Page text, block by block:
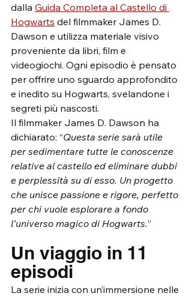
dalla Guida Completa al Castello di
Hogwarts del filmmaker James D.
Dawson e utilizza materiale visivo
proveniente da libri, film e
videogiochi. Ogni episodio è pensato
per offrire uno sguardo approfondito
e inedito su Hogwarts, svelandone i
segreti più nascosti.
Il filmmaker James D. Dawson ha
dichiarato: “Questa serie sarà utile
per sedimentare tutte le conoscenze
relative al castello ed eliminare dubbi
e perplessità su di esso. Un progetto
che unisce passione e rigore, perfetto
per chi vuole esplorare a fondo
l’universo magico di Hogwarts.”
Un viaggio in 11
episodi
La serie inizia con un’immersione nelle